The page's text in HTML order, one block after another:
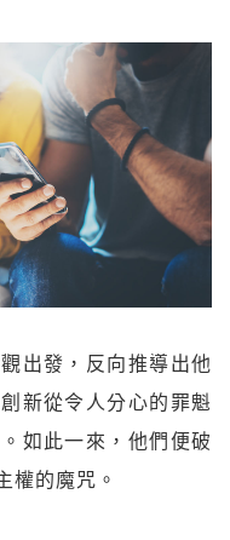
出發，反向推導出他
新從令人分心的罪魁
如此一來，他們便破
權的魔咒。